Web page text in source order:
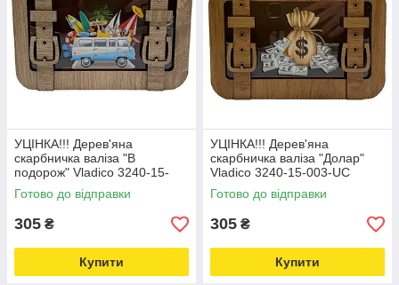
УЦІНКА!!! Дерев'яна
скарбничка валіза "В
подорож" Vladico 3240-15-
005-UC розмір 24х17 см
Love&Life -online-multimarket-
Готово до відправки
305 ₴
Купити
УЦІНКА!!! Дерев'яна
скарбничка валіза "Долар"
Vladico 3240-15-003-UC
розмір 24х17 см Love&Life -
online-multimarket-
Готово до відправки
305 ₴
Купити